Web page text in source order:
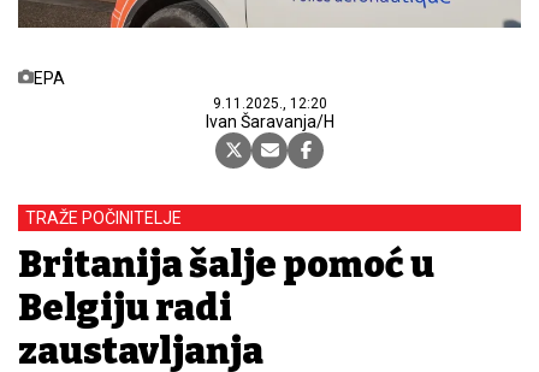
EPA
9.11.2025., 12:20
Ivan Šaravanja/H
TRAŽE POČINITELJE
Britanija šalje pomoć u
Belgiju radi
zaustavljanja